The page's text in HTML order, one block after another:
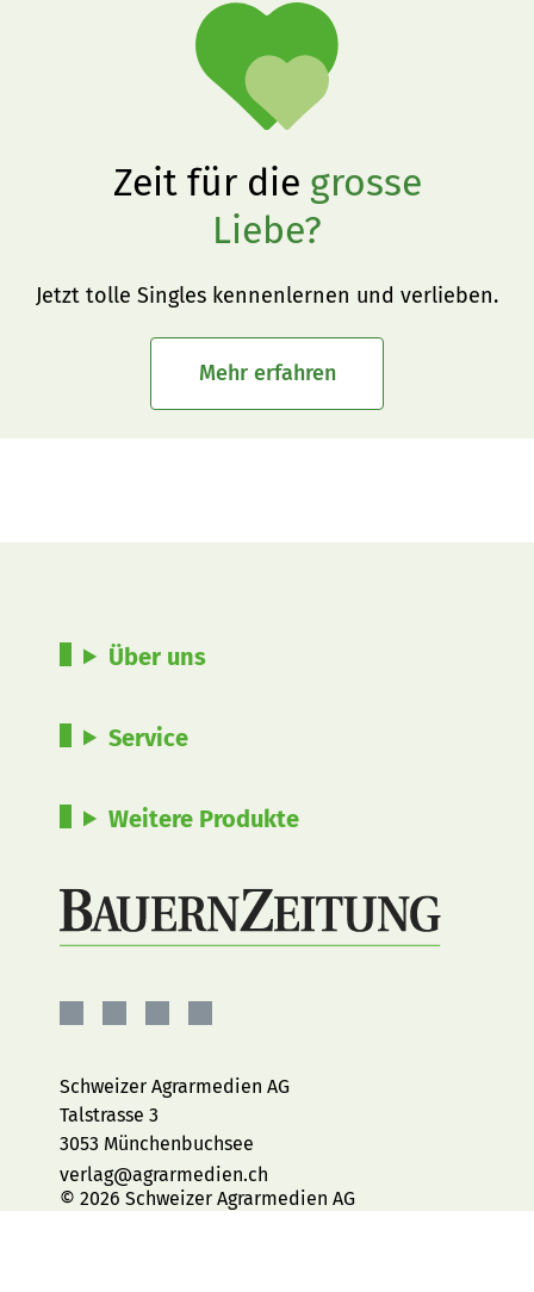
Zeit für die grosse
Liebe?
Jetzt tolle Singles kennenlernen und verlieben.
Mehr erfahren
Über uns
Service
Weitere Produkte
Facebook
Instagram
YouTubeLinkedIn
Schweizer Agrarmedien AG
Talstrasse 3
3053 Münchenbuchsee
verlag@agrarmedien.ch
© 2026 Schweizer Agrarmedien AG